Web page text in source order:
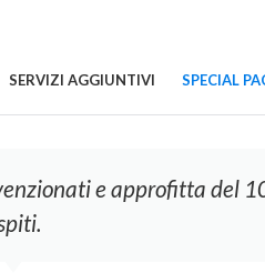
SERVIZI AGGIUNTIVI SPECIAL
e approfitta del